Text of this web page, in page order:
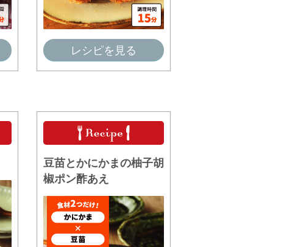
レシピを見る
豆苗とかにかまの柚子胡
椒ポン酢あえ